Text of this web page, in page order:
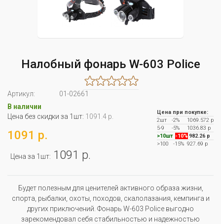
Налобный фонарь W-603 Police
Артикул:
01-02661
В наличии
Цена без скидки за 1шт: 1091.4 р.
1091 р.
Цена за 1шт: 1091 р.
Цена при покупке:
2шт
-2%
1069.572 р
5-9
-5%
1036.83 р
>10шт -10% 982.26 р
>100
-15% 927.69 р
Будет полезным для ценителей активного образа жизни,
спорта, рыбалки, охоты, походов, скалолазания, кемпинга и
других приключений. Фонарь W-603 Police выгодно
зарекомендовал себя стабильностью и надежностью